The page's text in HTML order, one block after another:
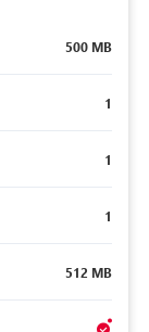
500 MB
1
1
1
512 MB